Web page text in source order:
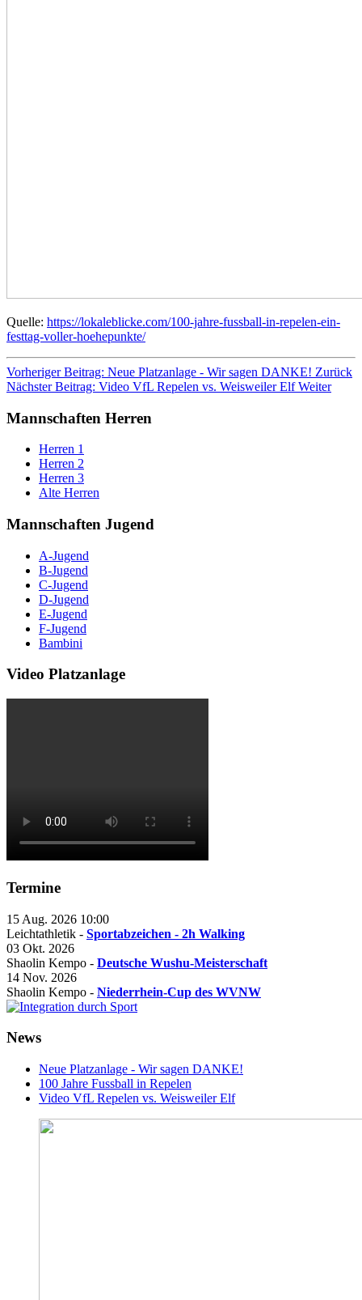
Quelle: https://lokaleblicke.com/100-jahre-fussball-in-repelen-ein-
festtag-voller-hoehepunkte/
Vorheriger Beitrag: Neue Platzanlage - Wir sagen DANKE! Zurück
Nächster Beitrag: Video VfL Repelen vs. Weisweiler ElfWeiter
Mannschaften Herren
Herren 1
Herren 2
Herren 3
Alte Herren
Mannschaften Jugend
A-Jugend
B-Jugend
C-Jugend
D-Jugend
E-Jugend
F-Jugend
Bambini
Video Platzanlage
Termine
15 Aug. 2026 10:00
Leichtathletik - Sportabzeichen - 2h Walking
03 Okt. 2026
Shaolin Kempo - Deutsche Wushu-Meisterschaft
14 Nov. 2026
Shaolin Kempo - Niederrhein-Cup des WVNW
News
Neue Platzanlage - Wir sagen DANKE!
100 Jahre Fussball in Repelen
Video VfL Repelen vs. Weisweiler Elf